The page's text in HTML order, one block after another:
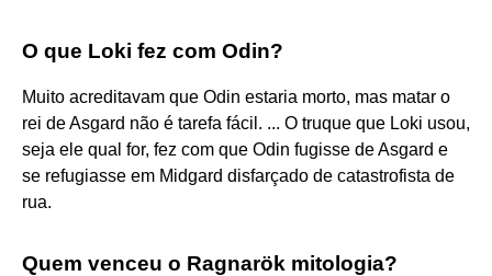
O que Loki fez com Odin?
Muito acreditavam que Odin estaria morto, mas matar o
rei de Asgard não é tarefa fácil. ... O truque que Loki usou,
seja ele qual for, fez com que Odin fugisse de Asgard e
se refugiasse em Midgard disfarçado de catastrofista de
rua.
Quem venceu o Ragnarök mitologia?